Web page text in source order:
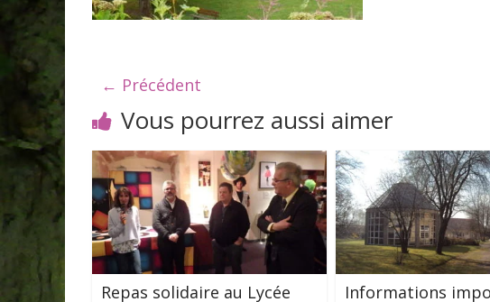
← Précédent
Vous pourrez aussi aimer
Repas solidaire au Lycée
Informations